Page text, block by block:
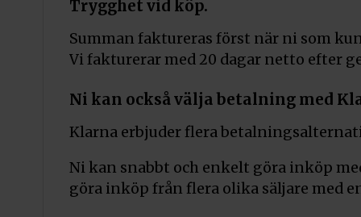
Trygghet vid köp.
Summan faktureras först när ni som
Vi fakturerar med 20 dagar netto efter
Ni kan också välja betalning med
Klarna erbjuder flera
Ni kan snabbt och enkelt göra inköp
göra inköp från flera olika säljare med